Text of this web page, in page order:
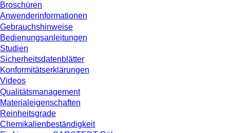
Broschüren
Anwenderinformationen
Gebrauchshinweise
Bedienungsanleitungen
Studien
Sicherheitsdatenblätter
Konformitätserklärungen
Videos
Qualitätsmanagement
Materialeigenschaften
Reinheitsgrade
Chemikalienbeständigkeit